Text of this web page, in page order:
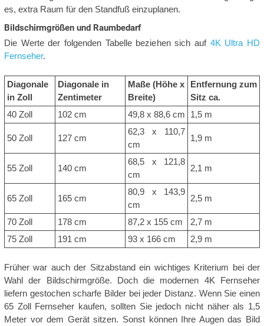
es, extra Raum für den Standfuß einzuplanen.
Bildschirmgrößen und Raumbedarf
Die Werte der folgenden Tabelle beziehen sich auf 4K Ultra HD
Fernseher.
Diagonale
in Zoll
Diagonale in
Zentimeter
Maße (Höhe x
Breite)
Entfernung zum
Sitz ca.
40 Zoll
102 cm 49,8 x 88,6 cm 1,5 m
50 Zoll 127 cm
62,3 x 110,7
cm
1,9 m
55 Zoll 140 cm
68,5 x 121,8
cm
2,1 m
65 Zoll 165 cm
80,9 x 143,9
cm
2,5 m
70 Zoll 178 cm 87,2 x 155 cm
2,7 m
75 Zoll
191 cm 93 x 166 cm 2,9 m
Früher war auch der Sitzabstand ein wichtiges Kriterium bei der
Wahl der Bildschirmgröße. Doch die modernen 4K Fernseher
liefern gestochen scharfe Bilder bei jeder Distanz. Wenn Sie einen
65 Zoll Fernseher kaufen, sollten Sie jedoch nicht näher als 1,5
Meter vor dem Gerät sitzen. Sonst können Ihre Augen das Bild